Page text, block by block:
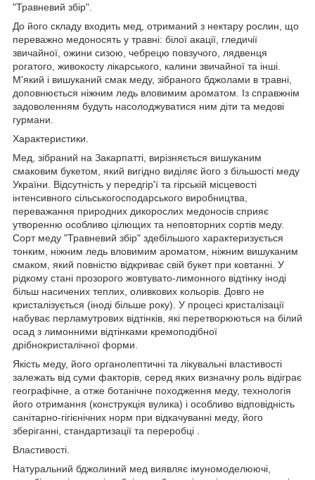
"Травневий збір".
До його складу входить мед, отриманий з нектару рослин, що
переважно медоносять у травні: білої акації, гледичії
звичайної, ожини сизою, чебрецю повзучого, лядвенця
рогатого, живокосту лікарського, калини звичайної та інші.
М'який і вишуканий смак меду, зібраного бджолами в травні,
доповнюється ніжним ледь вловимим ароматом. Із справжнім
задоволенням будуть насолоджуватися ним діти та медові
гурмани.
Характеристики.
Мед, зібраний на Закарпатті, вирізняється вишуканим
смаковим букетом, який вигідно виділяє його з більшості меду
України. Відсутність у передгір'ї та гірській місцевості
інтенсивного сільськогосподарського виробництва,
переважання природних дикорослих медоносів сприяє
утворенню особливо цілющих та неповторних сортів меду.
Сорт меду "Травневий збір" здебільшого характеризується
тонким, ніжним ледь вловимим ароматом, ніжним вишуканим
смаком, який повністю відкриває свій букет при ковтанні. У
рідкому стані прозорого жовтувато-лимонного відтінку іноді
більш насичених теплих, оливкових кольорів. Довго не
кристалізується (іноді більше року). У процесі кристалізації
набуває перламутрових відтінків, які перетворюються на білий
осад з лимонними відтінками кремоподібної
дрібнокристалічної форми.
Якість меду, його органолептичні та лікувальні властивості
залежать від суми факторів, серед яких визначну роль відіграє
географічне, а отже ботанічне походження меду, технологія
його отримання (конструкція вулика) і особливо відповідність
санітарно-гігієнічних норм при відкачуванні меду, його
зберіганні, стандартизації та переробці .
Властивості.
Натуральний бджолиний мед виявляє імуномоделюючі,